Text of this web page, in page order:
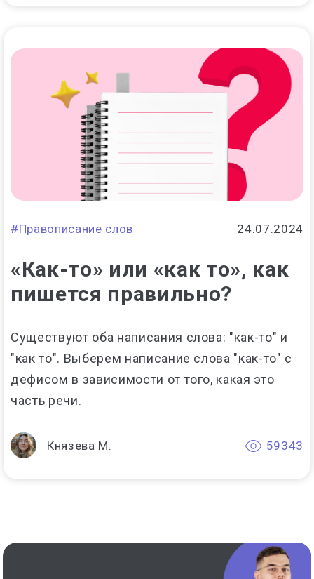
#Правописание слов 24.07.2024
«Как-то» или «как то», как
пишется правильно?
Существуют оба написания слова: "как-то" и
"как то". Выберем написание слова "как-то" с
дефисом в зависимости от того, какая это
часть речи.
Князева М. 59343